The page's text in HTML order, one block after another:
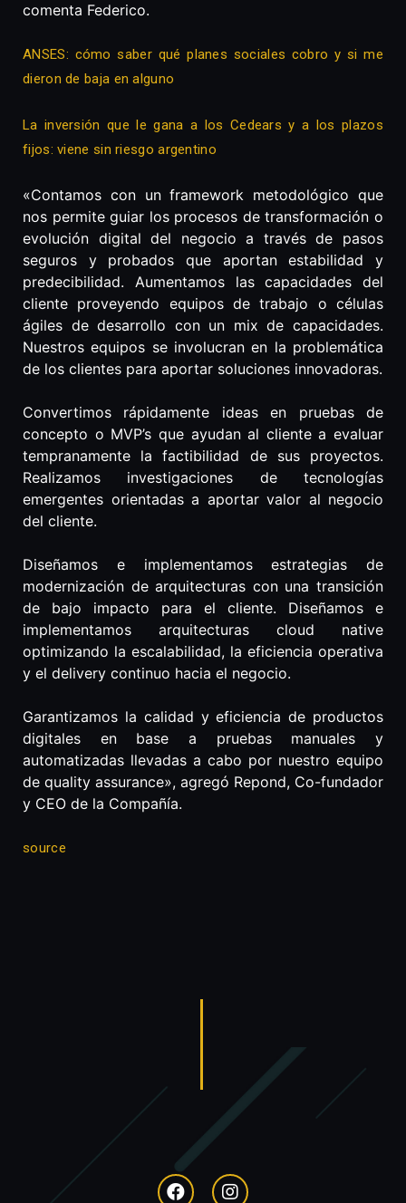
comenta Federico.
ANSES: cómo saber qué planes sociales cobro y si me
dieron de baja en alguno
La inversión que le gana a los Cedears y a los plazos
fijos: viene sin riesgo argentino
«Contamos con un framework metodológico que
nos permite guiar los procesos de transformación o
evolución digital del negocio a través de pasos
seguros y probados que aportan estabilidad y
predecibilidad. Aumentamos las capacidades del
cliente proveyendo equipos de trabajo o células
ágiles de desarrollo con un mix de capacidades.
Nuestros equipos se involucran en la problemática
de los clientes para aportar soluciones innovadoras.
Convertimos rápidamente ideas en pruebas de
concepto o MVP’s que ayudan al cliente a evaluar
tempranamente la factibilidad de sus proyectos.
Realizamos investigaciones de tecnologías
emergentes orientadas a aportar valor al negocio
del cliente.
Diseñamos e implementamos estrategias de
modernización de arquitecturas con una transición
de bajo impacto para el cliente. Diseñamos e
implementamos arquitecturas cloud native
optimizando la escalabilidad, la eficiencia operativa
y el delivery continuo hacia el negocio.
Garantizamos la calidad y eficiencia de productos
digitales en base a pruebas manuales y
automatizadas llevadas a cabo por nuestro equipo
de quality assurance», agregó Repond, Co-fundador
y CEO de la Compañía.
source